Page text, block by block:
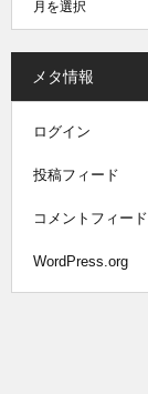
メタ情報
ログイン
投稿フィード
コメントフィード
WordPress.org